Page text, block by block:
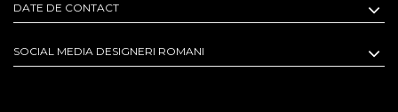
DATE DE CONTACT
SOCIAL MEDIA DESIGNERI ROMANI